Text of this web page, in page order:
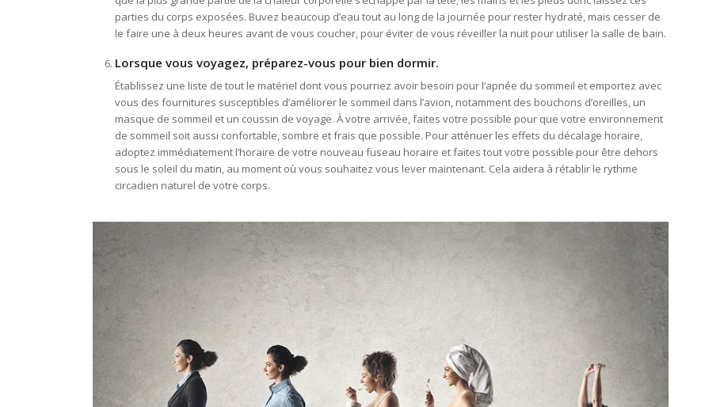
parties du corps exposées. Buvez beaucoup d’eau tout au long de la journée pour rester hydraté, mais cesser de
le faire une à deux heures avant de vous coucher, pour éviter de vous réveiller la nuit pour utiliser la salle de bain.
Lorsque vous voyagez, préparez-vous pour bien dormir.
Établissez une liste de tout le matériel dont vous pourriez avoir besoin pour l’apnée du sommeil et emportez avec
vous des fournitures susceptibles d’améliorer le sommeil dans l’avion, notamment des bouchons d’oreilles, un
masque de sommeil et un coussin de voyage. À votre arrivée, faites votre possible pour que votre environnement
de sommeil soit aussi confortable, sombre et frais que possible. Pour atténuer les effets du décalage horaire,
adoptez immédiatement l’horaire de votre nouveau fuseau horaire et faites tout votre possible pour être dehors
sous le soleil du matin, au moment où vous souhaitez vous lever maintenant. Cela aidera à rétablir le rythme
circadien naturel de votre corps.